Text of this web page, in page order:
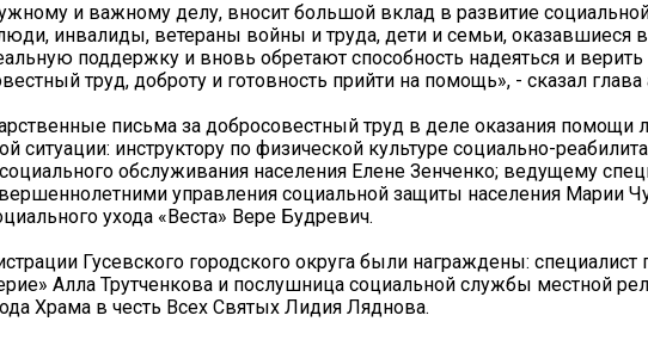
и важному делу, вносит большой вклад в развитие
инвалиды, ветераны войны и труда, дети и семьи, оказавшиеся
поддержку и вновь обретают способность надеяться и
труд, доброту и готовность прийти на помощь», - сказал
письма за добросовестный труд в деле оказания помощи
ситуации: инструктору по физической культуре социально-
обслуживания населения Елене Зенченко; ведущему
управления социальной защиты населения Марии
ухода «Веста» Вере Будревич.
Гусевского городского округа были награждены: специалист
Алла Трутченкова и послушница социальной службы местной
Храма в честь Всех Святых Лидия Ляднова.